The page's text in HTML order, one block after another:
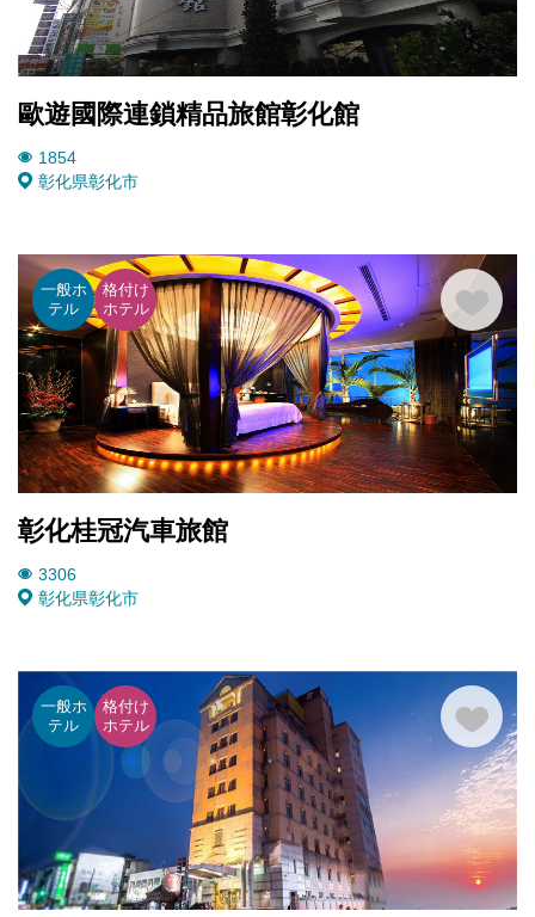
歐遊國際連鎖精品旅館彰化館
1854
彰化県彰化市
一般ホ
テル
格付け
ホテル
彰化桂冠汽車旅館
3306
彰化県彰化市
一般ホ
テル
格付け
ホテル